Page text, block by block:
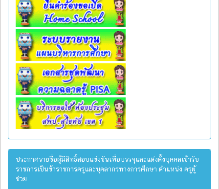
ประกาศรายชื่อผู้มีสิทธิ์สอบแข่งขันเพื่อบรรจุุและแต่งตั้งบุคคลเข้ารับ
ราชการเป็นข้าราชการครูและบุคลากรทางการศึกษา ตำแหน่ง ครูผู้
ช่วย